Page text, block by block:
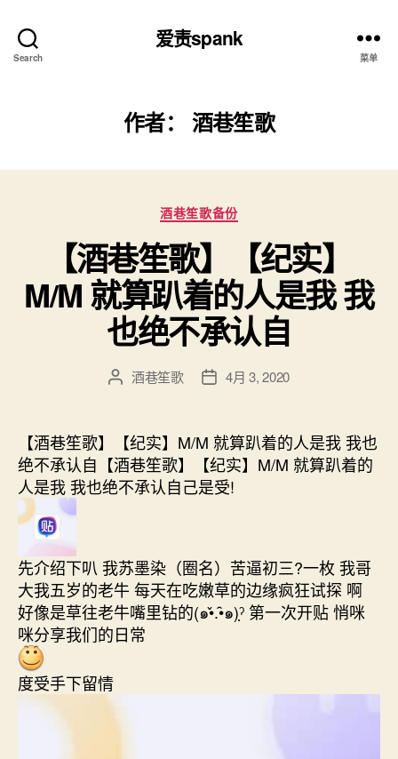
Search
爱责spank
菜单
作者： 酒巷笙歌
分
类
酒巷笙歌备份
【酒巷笙歌】【纪实】
M/M 就算趴着的人是我 我
也绝不承认自
文
者
酒巷笙歌
发
期
4月 3, 2020
【酒巷笙歌】【纪实】M/M 就算趴着的人是我 我也
绝不承认自【酒巷笙歌】【纪实】M/M 就算趴着的
人是我 我也绝不承认自己是受!
先介绍下叭 我苏墨染（圈名）苦逼初三?一枚 我哥
大我五岁的老牛 每天在吃嫩草的边缘疯狂试探 啊
好像是草往老牛嘴里钻的(๑•̌.•̑๑)ˀ̣ 第一次开贴 悄咪
咪分享我们的日常
度受手下留情